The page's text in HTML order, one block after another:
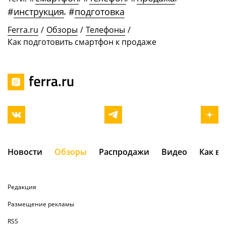
#инструкция, #подготовка
Ferra.ru / Обзоры / Телефоны /
Как подготовить смартфон к продаже
Новости Обзоры Распродажи Видео Как
Редакция
Размещение рекламы
RSS